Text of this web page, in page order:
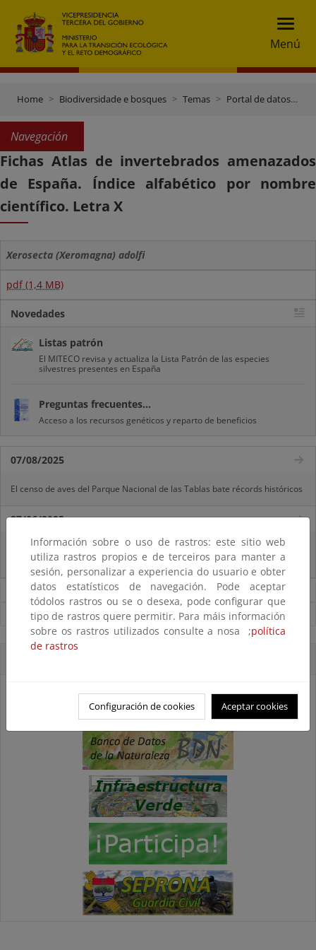
Menú
Home Biodiversidade e bosques Temas Portal de datos e inventarios
Navegación
Fichas Atlas de invertebrados amenazados
de España. Índice alfabético por nombre
científico. Letra X
Xerosecta (Xeromagna) adolfi
pdf (1,4 MB)
Novedades
Listas patrón
El MITECO revisa y actualiza la Lista Patrón de las especies
silvestres presentes en España
Preguntas frecuentes...
Acceso a los recursos genéticos y reparto de beneficios
07/08/2025
El censo de aves del Parque Nacional de las Tablas bate récords históricos
27/06/2025
La reunión ministerial de OSPAR refuerza la acción conjunta para proteger
el Atlántico Nordeste
Noticias sobre Biodiversidad
Ver todas las noticias
Información sobre o uso de rastros: este sitio web
utiliza rastros propios e de terceiros para manter a
sesión, personalizar a experiencia do usuario e obter
datos estatísticos de navegación. Pode aceptar
tódolos rastros ou se o desexa, pode configurar que
tipo de rastros quere permitir. Para máis información
sobre os rastros utilizados consulte a nosa ;política
de rastros
Configuración de cookies Aceptar cookies